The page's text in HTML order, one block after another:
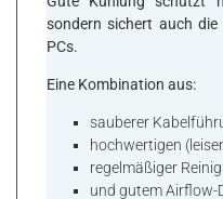
sondern sichert auch
PCs.
Eine Kombination aus:
sauberer
hochwertigen
regelmäßiger
und gutem Airflow-